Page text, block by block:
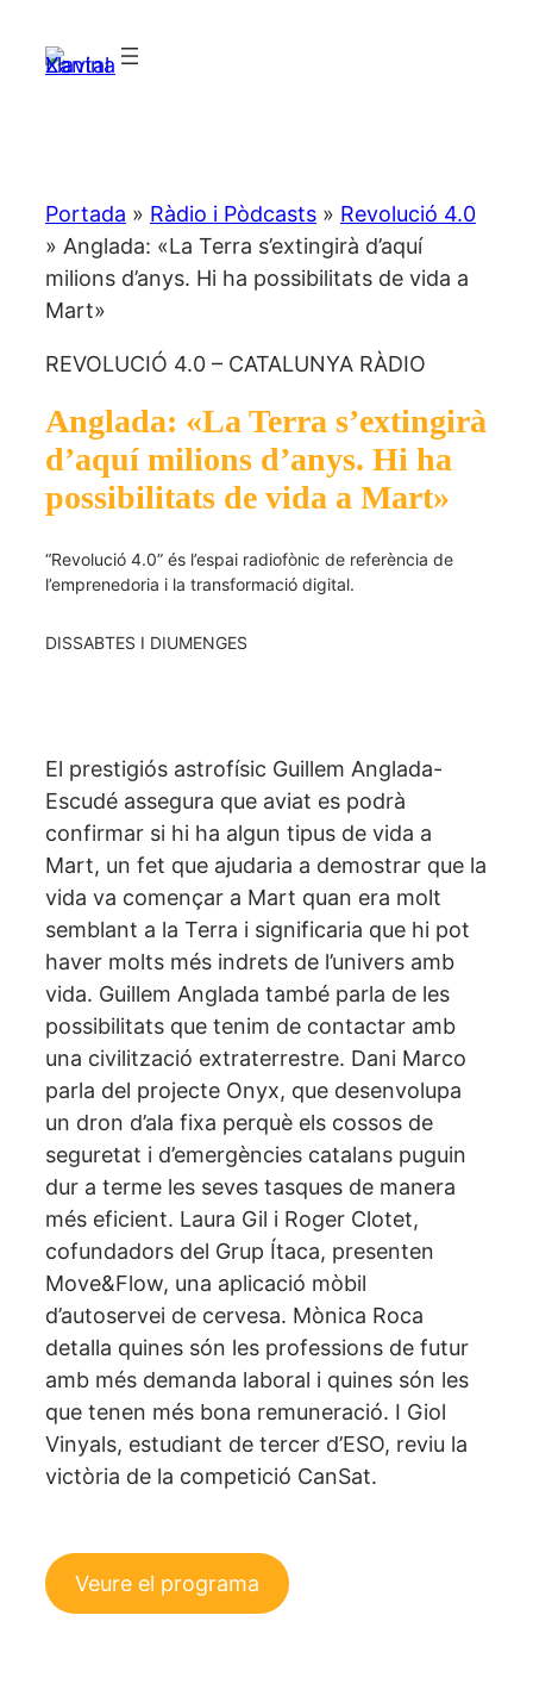
Portada » Ràdio i Pòdcasts » Revolució 4.0
» Anglada: «La Terra s’extingirà d’aquí
milions d’anys. Hi ha possibilitats de vida a
Mart»
REVOLUCIÓ 4.0 – CATALUNYA RÀDIO
Anglada: «La Terra s’extingirà
d’aquí milions d’anys. Hi ha
possibilitats de vida a Mart»
“Revolució 4.0” és l’espai radiofònic de referència de
l’emprenedoria i la transformació digital.
DISSABTES I DIUMENGES
El prestigiós astrofísic Guillem Anglada-
Escudé assegura que aviat es podrà
confirmar si hi ha algun tipus de vida a
Mart, un fet que ajudaria a demostrar que la
vida va començar a Mart quan era molt
semblant a la Terra i significaria que hi pot
haver molts més indrets de l’univers amb
vida. Guillem Anglada també parla de les
possibilitats que tenim de contactar amb
una civilització extraterrestre. Dani Marco
parla del projecte Onyx, que desenvolupa
un dron d’ala fixa perquè els cossos de
seguretat i d’emergències catalans puguin
dur a terme les seves tasques de manera
més eficient. Laura Gil i Roger Clotet,
cofundadors del Grup Ítaca, presenten
Move&Flow, una aplicació mòbil
d’autoservei de cervesa. Mònica Roca
detalla quines són les professions de futur
amb més demanda laboral i quines són les
que tenen més bona remuneració. I Giol
Vinyals, estudiant de tercer d’ESO, reviu la
victòria de la competició CanSat.
Veure el programa